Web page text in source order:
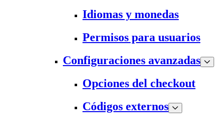
Idiomas y monedas
Permisos para usuarios
Configuraciones avanzadas
Opciones del checkout
Códigos externos